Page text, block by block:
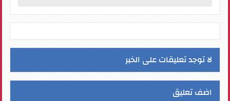
لا توجد تعليقات على الخبر
اضف تعليق